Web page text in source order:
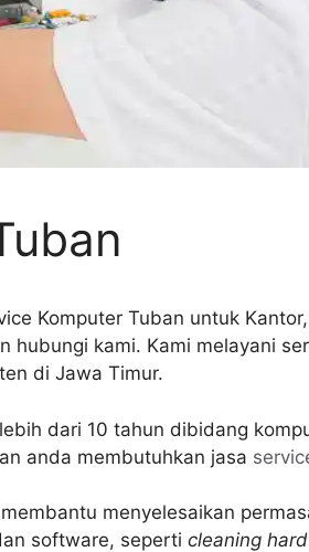
Komputer Tuban untuk
hubungi kami. Kami melayani
di Jawa Timur.
dari 10 tahun dibidang
anda membutuhkan jasa
menyelesaikan
software, seperti cleaning